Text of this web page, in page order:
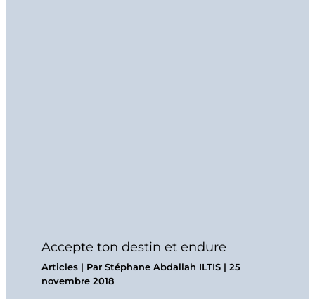
Accepte ton destin et endure
Articles| Par Stéphane Abdallah ILTIS | 25
novembre 2018